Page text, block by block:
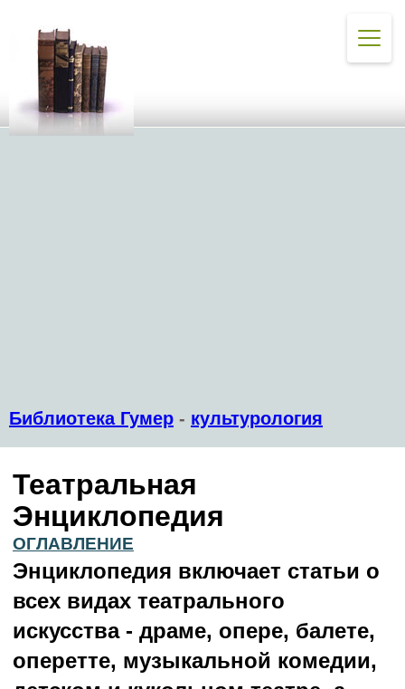
Библиотека Гумер - культурология
Театральная
Энциклопедия
ОГЛАВЛЕНИЕ
Энциклопедия включает статьи о
всех видах театрального
искусства - драме, опере, балете,
оперетте, музыкальной комедии,